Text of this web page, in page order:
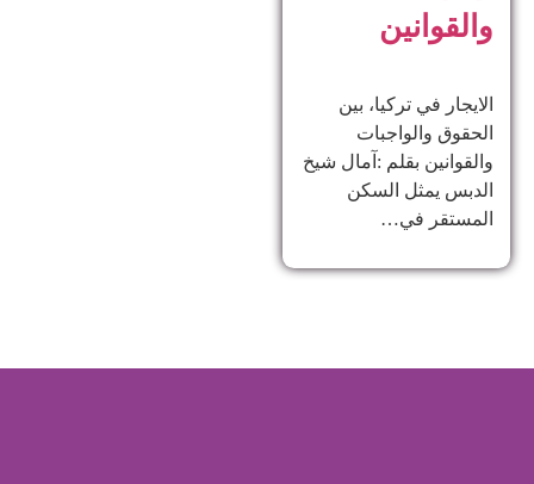
والقوانين
الايجار في تركيا، بين
الحقوق والواجبات
والقوانين بقلم :آمال شيخ
الدبس يمثل السكن
المستقر في…